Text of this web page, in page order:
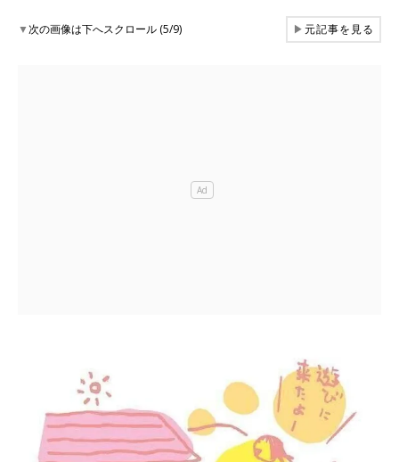
▼次の画像は下へスクロール (5/9) ▶元記事を見る